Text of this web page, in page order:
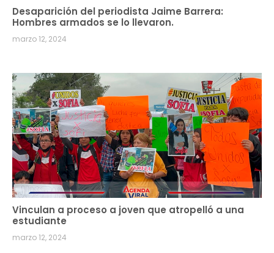
Desaparición del periodista Jaime Barrera:
Hombres armados se lo llevaron.
marzo 12, 2024
Vinculan a proceso a joven que atropelló a una
estudiante
marzo 12, 2024